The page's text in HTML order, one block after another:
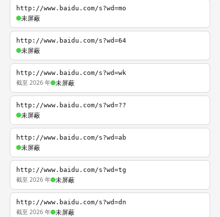
http://www.baidu.com/s?wd=mo
未屏蔽
http://www.baidu.com/s?wd=64
未屏蔽
http://www.baidu.com/s?wd=wk
截至 2026 年 未屏蔽
http://www.baidu.com/s?wd=??
未屏蔽
http://www.baidu.com/s?wd=ab
未屏蔽
http://www.baidu.com/s?wd=tg
截至 2026 年 未屏蔽
http://www.baidu.com/s?wd=dn
截至 2026 年 未屏蔽